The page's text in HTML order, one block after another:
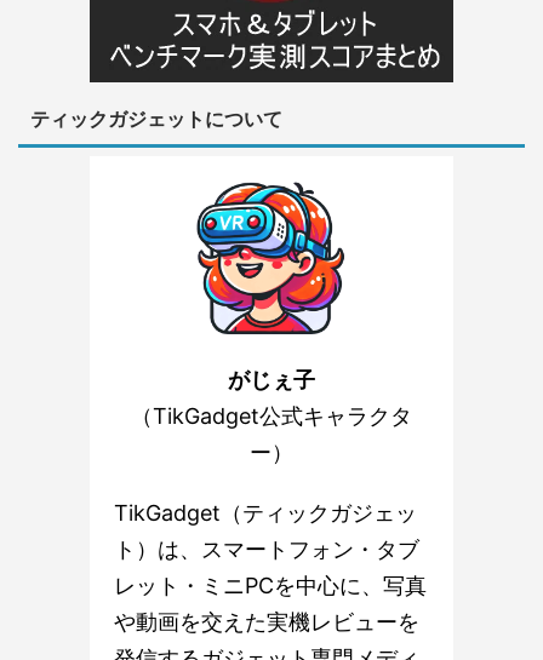
ティックガジェットについて
がじぇ子
（TikGadget公式キャラクタ
ー）
TikGadget（ティックガジェッ
ト）は、スマートフォン・タブ
レット・ミニPCを中心に、写真
や動画を交えた実機レビューを